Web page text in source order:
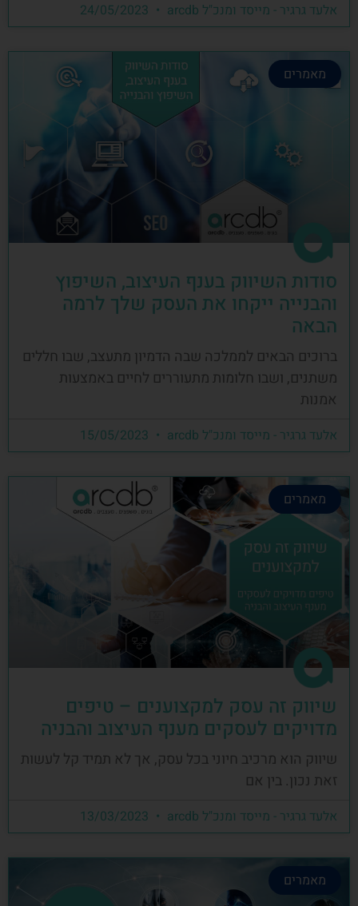
אלעד גרגיר - מייסד ומנכ"ל arcdb
מאמרים
סודות השיווק בענף העיצוב, השיפוץ
והבנייה ייקחו את העסק שלך לרמה
הבאה
ברוכים הבאים לממלכה שבה הדמיון מתעצב, שבו חללים
משתנים, ושבו חלומות מתעוררים לחיים באמצעות
אמנות
אלעד גרגיר - מייסד ומנכ"ל arcdb
מאמרים
שיווק זה עסק למקצוענים – טיפים
מדויקים לעסקים מענף העיצוב והבניה
שיווק הוא מרכיב חיוני בכל עסק, אך לא תמיד קל לעשות
זאת נכון. בין אם
אלעד גרגיר - מייסד ומנכ"ל arcdb
מאמרים